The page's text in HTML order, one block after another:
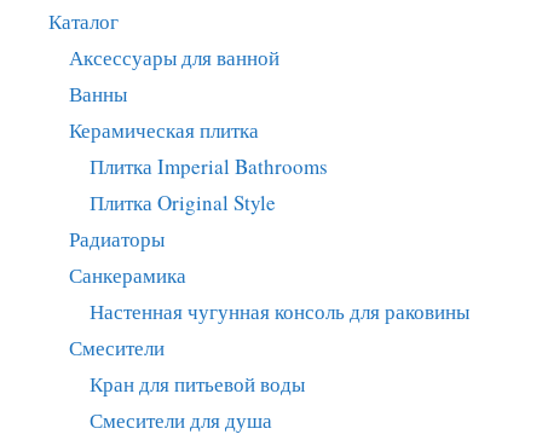
Каталог
Аксессуары для ванной
Ванны
Керамическая плитка
Плитка Imperial Bathrooms
Плитка Original Style
Радиаторы
Санкерамика
Настенная чугунная консоль для раковины
Смесители
Кран для питьевой воды
Смесители для душа